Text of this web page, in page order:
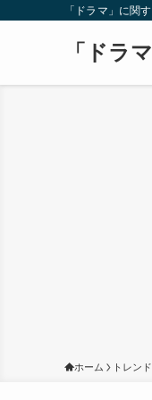
「ドラマ」に関
「ドラ
ホーム トレンド